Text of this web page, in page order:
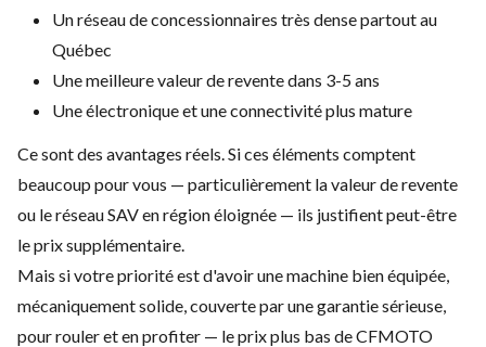
Un réseau de concessionnaires très dense partout au
Québec
Une meilleure valeur de revente dans 3-5 ans
Une électronique et une connectivité plus mature
Ce sont des avantages réels. Si ces éléments comptent
beaucoup pour vous — particulièrement la valeur de revente
ou le réseau SAV en région éloignée — ils justifient peut-être
le prix supplémentaire.
Mais si votre priorité est d'avoir une machine bien équipée,
mécaniquement solide, couverte par une garantie sérieuse,
pour rouler et en profiter — le prix plus bas de CFMOTO